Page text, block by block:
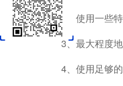
2、使用一些
3、最大程度
4、使用足够